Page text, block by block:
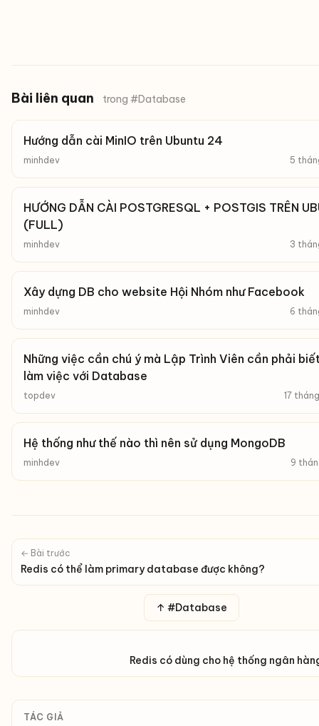
Bài liên quan trong #Database
Hướng dẫn cài MinIO trên Ubuntu 24
minhdev 5
HƯỚNG DẪN CÀI POSTGRESQL + POSTGIS TRÊN
(FULL)
minhdev 3
Xây dựng DB cho website Hội Nhóm như Facebook
minhdev 6
Những việc cần chú ý mà Lập Trình Viên cần phải
làm việc với Database
topdev 17
Hệ thống như thế nào thì nên sử dụng MongoDB
minhdev 9
← Bài trước
Redis có thể làm primary database được không?
↑ #Database
Redis có dùng cho hệ thống ngân
TÁC GIẢ